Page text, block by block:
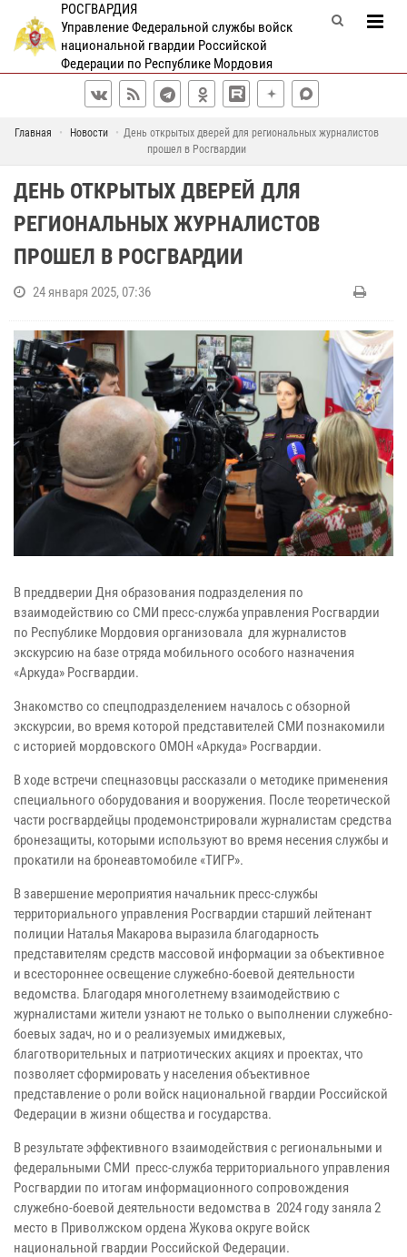
РОСГВАРДИЯ
Управление Федеральной службы войск
национальной гвардии Российской
Федерации по Республике Мордовия
Главная Новости
День открытых дверей для региональных журналистов
прошел в Росгвардии
ДЕНЬ ОТКРЫТЫХ ДВЕРЕЙ ДЛЯ
РЕГИОНАЛЬНЫХ ЖУРНАЛИСТОВ
ПРОШЕЛ В РОСГВАРДИИ
24 января 2025, 07:36
В преддверии Дня образования подразделения по
взаимодействию со СМИ пресс-служба управления Росгвардии
по Республике Мордовия организовала для журналистов
экскурсию на базе отряда мобильного особого назначения
«Аркуда» Росгвардии.
Знакомство со спецподразделением началось с обзорной
экскурсии, во время которой представителей СМИ познакомили
с историей мордовского ОМОН «Аркуда» Росгвардии.
В ходе встречи спецназовцы рассказали о методике применения
специального оборудования и вооружения. После теоретической
части росгвардейцы продемонстрировали журналистам средства
бронезащиты, которыми используют во время несения службы и
прокатили на бронеавтомобиле «ТИГР».
В завершение мероприятия начальник пресс-службы
территориального управления Росгвардии старший лейтенант
полиции Наталья Макарова выразила благодарность
представителям средств массовой информации за объективное
и всестороннее освещение служебно-боевой деятельности
ведомства. Благодаря многолетнему взаимодействию с
журналистами жители узнают не только о выполнении служебно-
боевых задач, но и о реализуемых имиджевых,
благотворительных и патриотических акциях и проектах, что
позволяет сформировать у населения объективное
представление о роли войск национальной гвардии Российской
Федерации в жизни общества и государства.
В результате эффективного взаимодействия с региональными и
федеральными СМИ пресс-служба территориального управления
Росгвардии по итогам информационного сопровождения
служебно-боевой деятельности ведомства в 2024 году заняла 2
место в Приволжском ордена Жукова округе войск
национальной гвардии Российской Федерации.